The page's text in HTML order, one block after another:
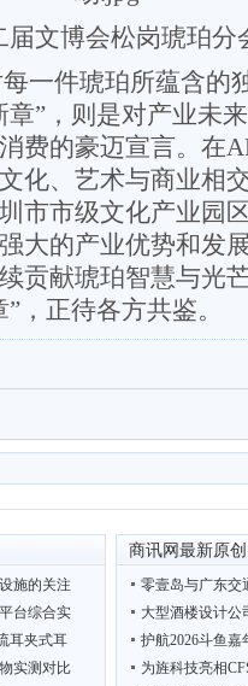
文博会松岗琥珀分
一件琥珀所蕴含的
”，则是对产业未
费的豪迈宣言。在
化、艺术与商业相
市市级文化产业园
大的产业优势和发
贡献琥珀智慧与光
，正待各方共鉴。
施的关注
台综合实
耳夹式耳
实测对比
商讯网最新原创
零壹岛与广东交
大型酒楼设计公
护航2026斗鱼
为旌科技亮相